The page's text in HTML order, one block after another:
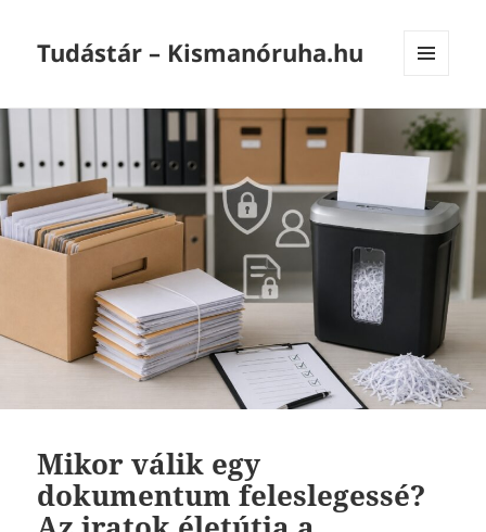
Tudástár – Kismanóruha.hu
WIDGETEK
Mikor válik egy
dokumentum feleslegessé?